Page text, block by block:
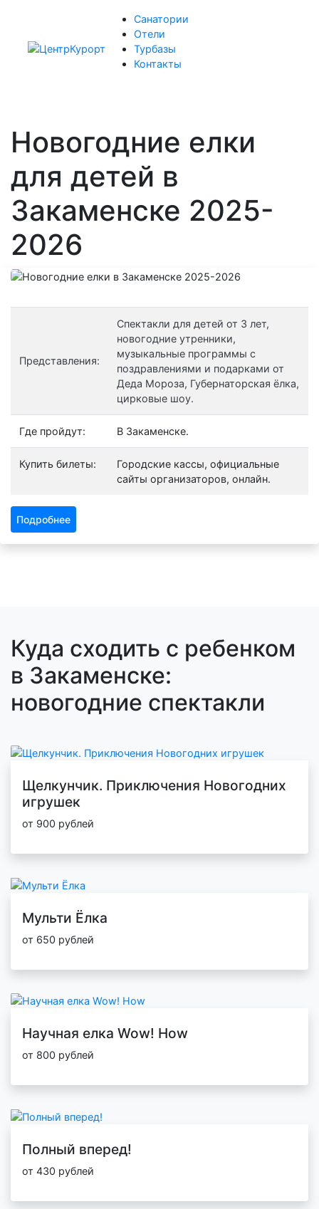
Санатории
Отели
Турбазы
Контакты
Новогодние елки
для детей в
Закаменске 2025-
2026
Представления:
Спектакли для детей от 3 лет,
новогодние утренники,
музыкальные программы с
поздравлениями и подарками от
Деда Мороза, Губернаторская ёлка,
цирковые шоу.
Где пройдут: В Закаменске.
Купить билеты:
Городские кассы, официальные
сайты организаторов, онлайн.
Подробнее
Куда сходить с ребенком
в Закаменске:
новогодние спектакли
Щелкунчик. Приключения Новогодних
игрушек
от 900 рублей
Мульти Ёлка
от 650 рублей
Научная елка Wow! How
от 800 рублей
Полный вперед!
от 430 рублей